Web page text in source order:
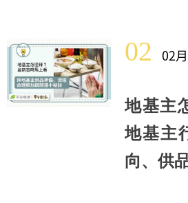
02
02
地基主
地基主
向、供